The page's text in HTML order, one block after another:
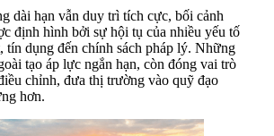
dài hạn vẫn duy trì tích cực, bối cảnh
định hình bởi sự hội tụ của nhiều yếu tố
tín dụng đến chính sách pháp lý. Những
tạo áp lực ngắn hạn, còn đóng vai trò
chỉnh, đưa thị trường vào quỹ đạo
hơn.